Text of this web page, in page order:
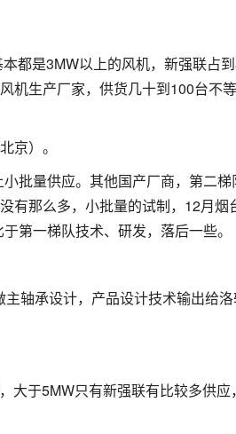
都是3MW以上的风机，新强联占到
机生产厂家，供货几十到100台不
京）。
批量供应。其他国产厂商，第二梯
有那么多，小批量的试制，12月烟
第一梯队技术、研发，落后一些。
轴承设计，产品设计技术输出给
大于5MW只有新强联有比较多供应